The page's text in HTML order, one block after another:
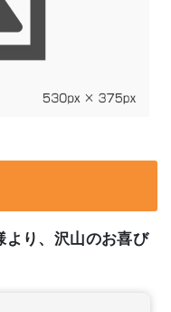
より、沢山のお喜び